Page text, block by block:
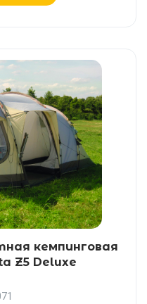
кемпинговая
Z5 Deluxe